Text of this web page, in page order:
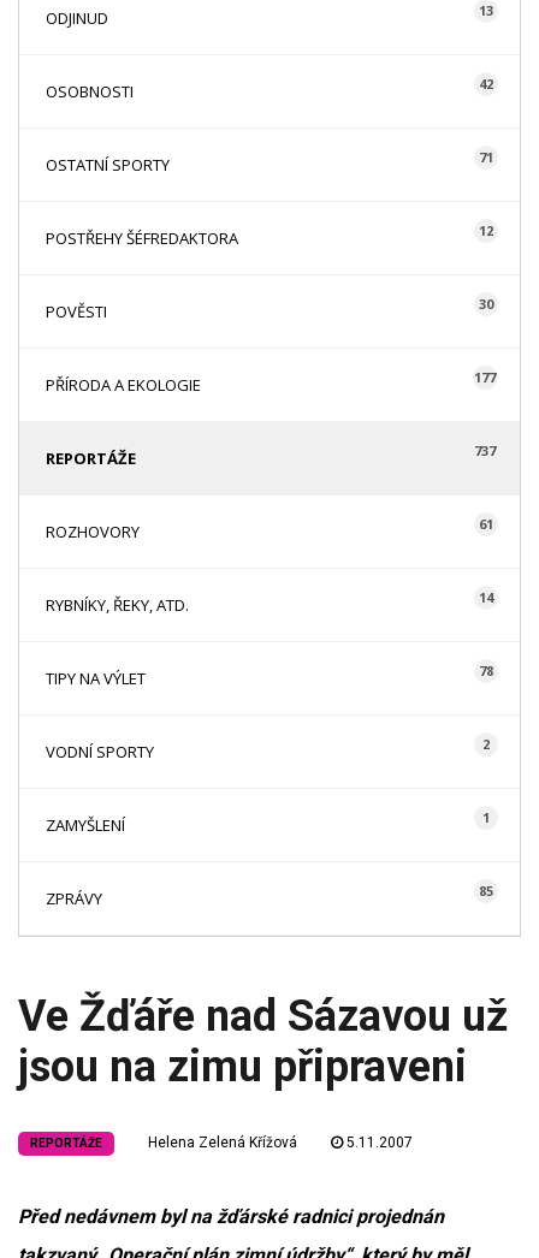
ODJINUD 13
OSOBNOSTI 42
OSTATNÍ SPORTY 71
POSTŘEHY ŠÉFREDAKTORA 12
POVĚSTI 30
PŘÍRODA A EKOLOGIE 177
REPORTÁŽE 737
ROZHOVORY 61
RYBNÍKY, ŘEKY, ATD. 14
TIPY NA VÝLET 78
VODNÍ SPORTY 2
ZAMYŠLENÍ 1
ZPRÁVY 85
Ve Žďáře nad Sázavou už
jsou na zimu připraveni
REPORTÁŽE Helena Zelená Křížová 5.11.2007
Před nedávnem byl na žďárské radnici projednán